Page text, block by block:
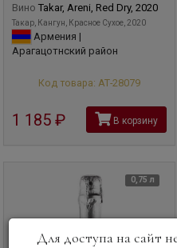
Вино Takar, Areni, Red Dry, 2020
Такар, Кангун, Красное Сухое, 2020
Армения |
Арагацотнский район
Код товара: АТ-28079
1 185 руб В корзину
0,75 л
Для доступа на сайт